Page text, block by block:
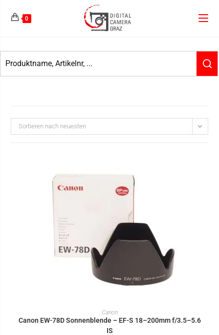
0
Sortieren nach neuesten
IN DEN WARENKORB
Canon
Canon EW-78D Sonnenblende – EF-S 18–200mm f/3.5–5.6
IS